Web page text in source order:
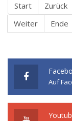
Start Zurück
Weiter
Ende
Auf